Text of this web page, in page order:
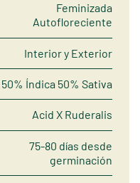
Feminizada
Autofloreciente
Interior y Exterior
50% Índica 50% Sativa
Acid X Ruderalis
75-80 días desde
germinación